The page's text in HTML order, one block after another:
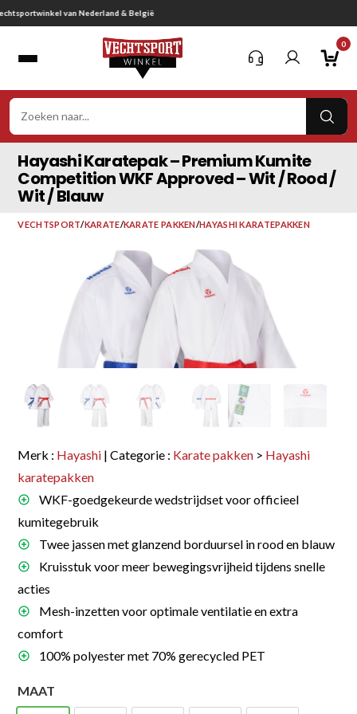
Ga
naar
Gratis verzending vanaf € 75,-
0
Hayashi Karatepak – Premium Kumite
Competition WKF Approved – Wit / Rood /
Wit / Blauw
VECHTSPORT/KARATE/KARATE PAKKEN/HAYASHI KARATEPAKKEN
Merk : Hayashi | Categorie : Karate pakken > Hayashi
karatepakken
WKF-goedgekeurde wedstrijdset voor officieel
kumitegebruik
Twee jassen met glanzend borduursel in rood en blauw
Kruisstuk voor meer bewegingsvrijheid tijdens snelle
acties
Mesh-inzetten voor optimale ventilatie en extra
comfort
100% polyester met 70% gerecycled PET
MAAT